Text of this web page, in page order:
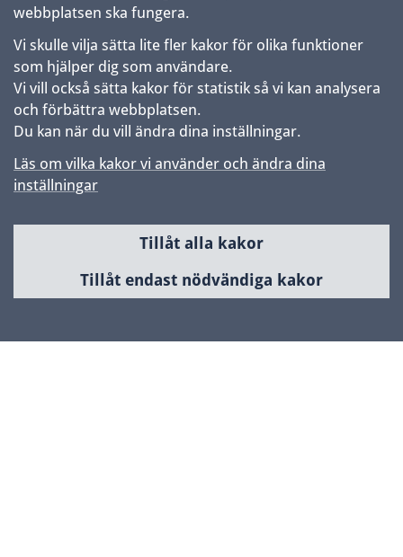
webbplatsen ska fungera.
Vi skulle vilja sätta lite fler kakor för olika funktioner
som hjälper dig som användare.
Vi vill också sätta kakor för statistik så vi kan analysera
och förbättra webbplatsen.
Du kan när du vill ändra dina inställningar.
Läs om vilka kakor vi använder och ändra dina
inställningar
Tillåt alla kakor
Tillåt endast nödvändiga kakor
Samhällsbyggnad & utveckling